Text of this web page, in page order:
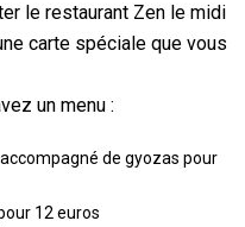
le restaurant Zen le midi
carte spéciale que vous
un menu :
de gyozas pour
12 euros